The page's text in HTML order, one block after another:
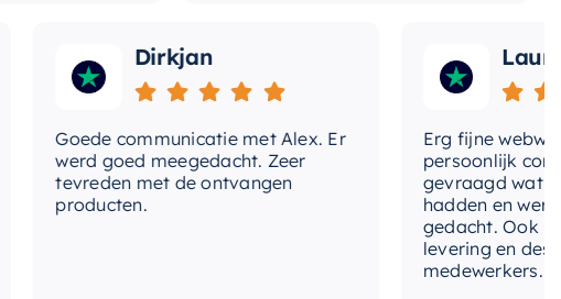
Dirkjan
Goede communicatie met Alex. Er
werd goed meegedacht. Zeer
tevreden met de ontvangen
producten.
Laura
Erg fijne webwinkel,
persoonlijk contact
gevraagd wat we
hadden en werd
gedacht. Ook in de
levering en
medewerkers. Wij